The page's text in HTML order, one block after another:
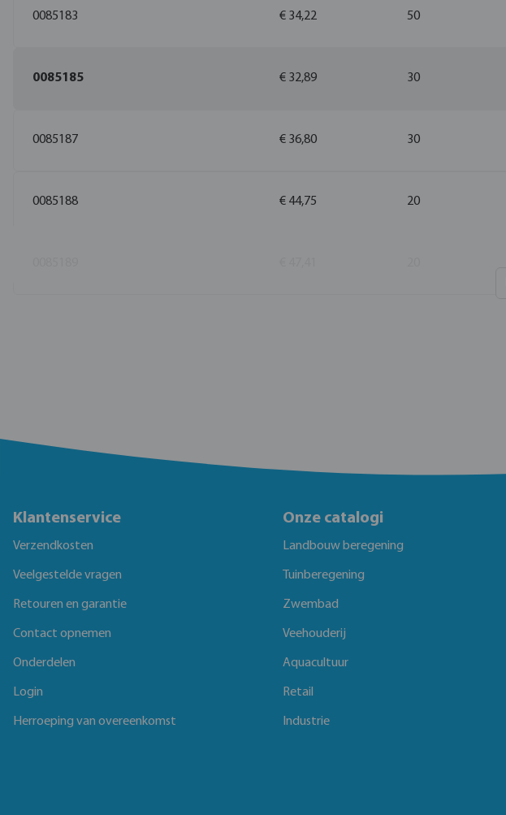
0085183 € 34,22 50
0085185 € 32,89 30
0085187 € 36,80 30
0085188 € 44,75 20
Klantenservice
Verzendkosten
Veelgestelde vragen
Retouren en garantie
Contact opnemen
Onderdelen
Login
Herroeping van overeenkomst
Onze catalogi
Landbouw beregening
Tuinberegening
Zwembad
Veehouderij
Aquacultuur
Retail
Industrie